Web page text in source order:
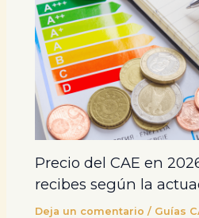
Precio del CAE en
recibes según la
Deja un comentario / Guías